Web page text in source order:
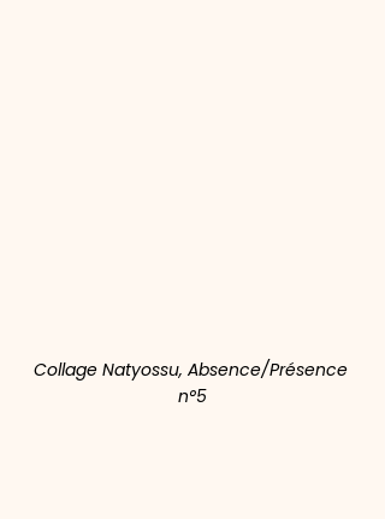
Collage Natyossu, Absence/Présence
n°5